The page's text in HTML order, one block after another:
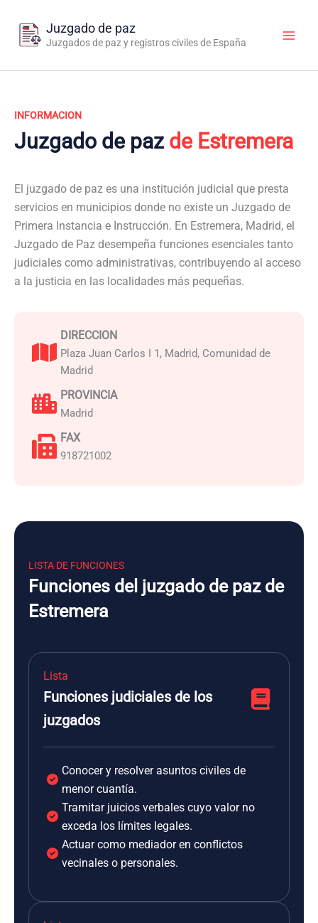
contenido
Juzgado de paz
Juzgados de paz y registros civiles de España
INFORMACION
Juzgado de paz de Estremera
El juzgado de paz es una institución judicial que presta
servicios en municipios donde no existe un Juzgado de
Primera Instancia e Instrucción. En Estremera, Madrid, el
Juzgado de Paz desempeña funciones esenciales tanto
judiciales como administrativas, contribuyendo al acceso
a la justicia en las localidades más pequeñas.
DIRECCION
Plaza Juan Carlos I 1, Madrid, Comunidad de
Madrid
PROVINCIA
Madrid
FAX
918721002
LISTA DE FUNCIONES
Funciones del juzgado de paz de
Estremera
Lista
Funciones judiciales de los
juzgados
Conocer y resolver asuntos civiles de
menor cuantía.
Tramitar juicios verbales cuyo valor no
exceda los límites legales.
Actuar como mediador en conflictos
vecinales o personales.